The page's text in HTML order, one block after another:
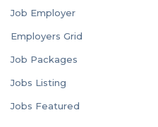
Job Employer
Employers Grid
Job Packages
Jobs Listing
Jobs Featured